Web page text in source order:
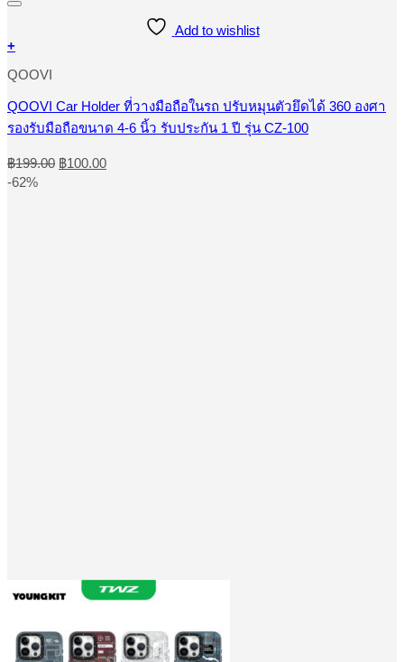
Add to wishlist
+
QOOVI
QOOVI Car Holder ที่วางมือถือในรถ ปรับหมุนตัวยึดได้ 360 องศา
รองรับมือถือขนาด 4-6 นิ้ว รับประกัน 1 ปี รุ่น CZ-100
฿199.00 Original
price
฿100.00Current
price
-62%